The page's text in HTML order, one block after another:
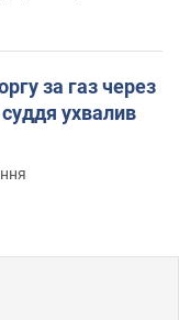
за газ через
ухвалив